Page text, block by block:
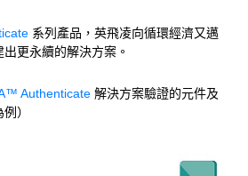
系列產品，英飛凌向循環經濟又邁
更永續的解決方案。
Authenticate 解決方案驗證的元件及
）